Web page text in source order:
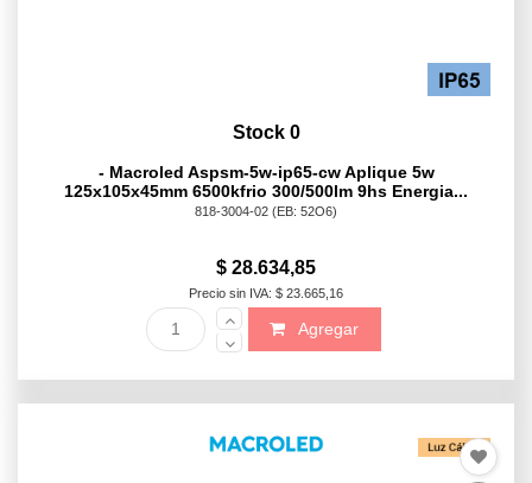
Stock 0
- Macroled Aspsm-5w-ip65-cw Aplique 5w
125x105x45mm 6500kfrio 300/500lm 9hs Energia...
818-3004-02 (EB: 52O6)
$ 28.634,85
Precio sin IVA: $ 23.665,16
Agregar